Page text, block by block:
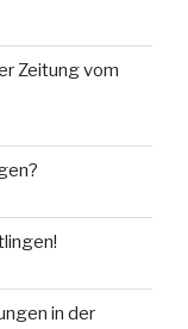
Zeitung vom
in der